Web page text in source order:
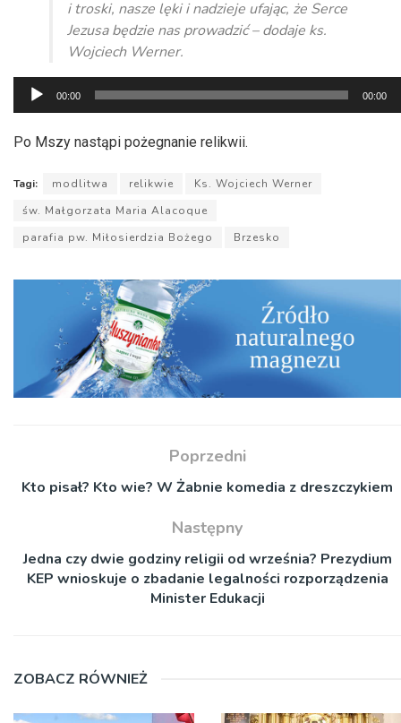
i troski, nasze lęki i nadzieje ufając, że Serce
Jezusa będzie nas prowadzić – dodaje ks.
Wojciech Werner.
Odtwarzacz
plików
dźwiękowych
00:00 00:00
Po Mszy nastąpi pożegnanie relikwii.
Tagi: modlitwa relikwie
Ks. Wojciech Werner
św. Małgorzata Maria Alacoque
parafia pw. Miłosierdzia Bożego
Brzesko
Poprzedni
Kto pisał? Kto wie? W Żabnie komedia z dreszczykiem
Następny
Jedna czy dwie godziny religii od września? Prezydium
KEP wnioskuje o zbadanie legalności rozporządzenia
Minister Edukacji
ZOBACZ RÓWNIEŻ